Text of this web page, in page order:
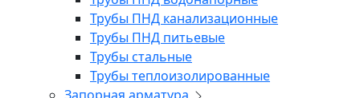
Трубы ПНД канализационные
Трубы ПНД питьевые
Трубы стальные
Трубы теплоизолированные